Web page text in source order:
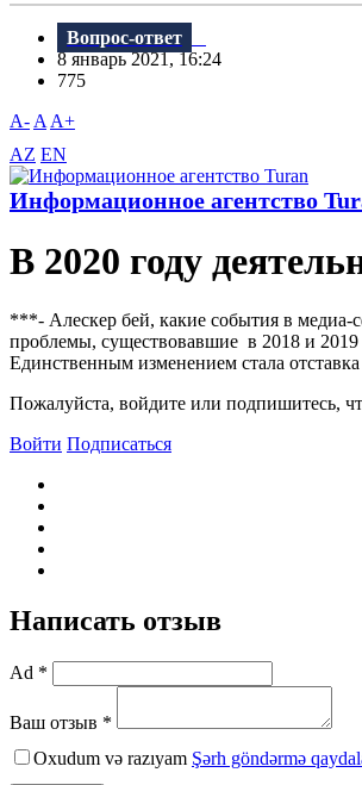
Вопрос-ответ
8 январь 2021, 16:24
775
A- A A+
AZ EN
Информационное агентство
В 2020 году
***- Алескер бей, какие события в медиа-
проблемы, существовавшие в 2018 и
Единственным изменением стала
Пожалуйста, войдите или подпишитесь,
Войти Подписаться
Написать отзыв
Ad *
Ваш отзыв *
Oxudum və razıyam Şərh göndərmə